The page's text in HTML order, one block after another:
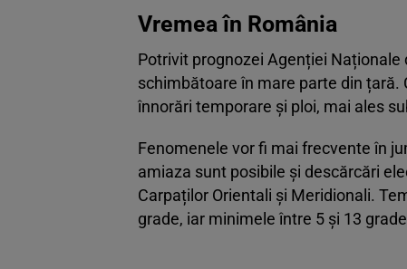
Vremea în România
Potrivit prognozei Agenției
schimbătoare în mare parte din țară.
înnorări temporare și ploi, mai ales
Fenomenele vor fi mai frecvente în
amiaza sunt posibile și descărcări
Carpaților Orientali și Meridionali.
grade, iar minimele între 5 și 13